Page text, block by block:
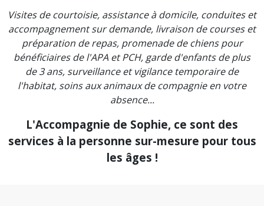
Visites de courtoisie, assistance à domicile, conduites et
accompagnement sur demande, livraison de courses et
préparation de repas, promenade de chiens pour
bénéficiaires de l'APA et PCH, garde d'enfants de plus
de 3 ans, surveillance et vigilance temporaire de
l'habitat, soins aux animaux de compagnie en votre
absence...
L'Accompagnie de Sophie, ce sont des
services à la personne sur-mesure pour tous
les âges !